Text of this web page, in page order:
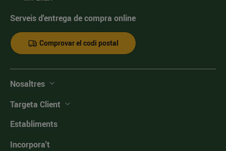
Serveis d'entrega de compra online
Comprovar el codi postal
Nosaltres
Targeta Client
Establiments
Incorpora't